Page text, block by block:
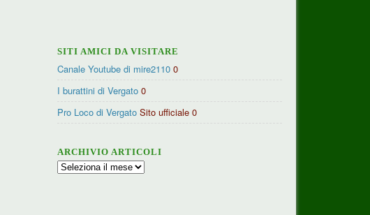
SITI AMICI DA VISITARE
Canale Youtube di mire2110 0
I burattini di Vergato 0
Pro Loco di Vergato Sito ufficiale 0
ARCHIVIO ARTICOLI
Archivio